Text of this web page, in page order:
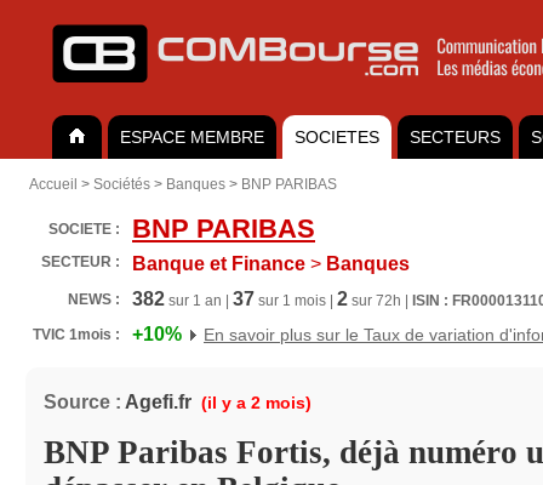
ESPACE MEMBRE SOCIETES SECTEURS
Accueil > Sociétés > Banques > BNP PARIBAS
SOCIETE : BNP PARIBAS
SECTEUR : Banque et Finance > Banques
NEWS : 382 sur 1 an | 37 sur 1 mois | 2 sur 72h |
ISIN :
TVIC 1mois :
+10% En savoir plus sur le Taux de variation
Source : Agefi.fr (il y a 2 mois)
BNP Paribas Fortis, déjà numéro